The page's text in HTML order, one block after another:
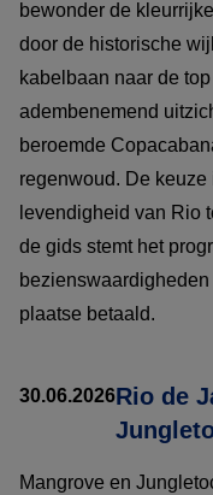
bewonder de
door de historische
kabelbaan naar de
adembenemend
beroemde
regenwoud. De keuze
levendigheid van Rio
de gids stemt het
plaatse betaald.
30.06.2026Rio de
Mangrove en